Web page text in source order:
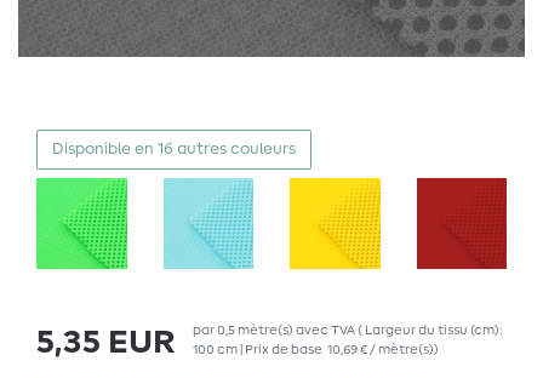
Disponible en 16 autres couleurs
5,35 EUR par0,5 mètre(s) avec TVA( Largeur du tissu (cm):
100 cm | Prix de base 10,69 € / mètre(s))